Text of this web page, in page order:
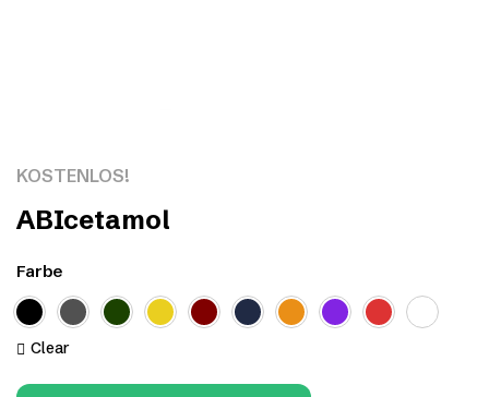
KOSTENLOS!
ABIcetamol
Farbe
Clear